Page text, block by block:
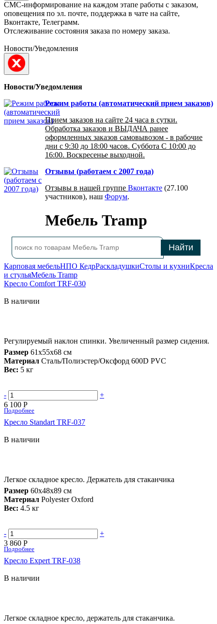
СМС-информирование на каждом этапе работы с заказом,
оповещения по эл. почте, поддержка в чате на сайте,
Вконтакте, Телеграмм.
Отслеживание состояния заказа по номеру заказа.
Новости/Уведомления
Новости/Уведомления
Режим работы (автоматический прием заказов)
Прием заказов на сайте 24 часа в сутки.
Обработка заказов и ВЫДАЧА ранее
оформленных заказов самовывозом - в рабочие
дни с 9:30 до 18:00 часов. Суббота С 10:00 до
16:00. Воскресенье выходной.
Отзывы (работаем с 2007 года)
Отзывы в нашей группе Вконтакте (27.100
участников), наш Форум.
Мебель Tramp
Карповая мебельНПО КедрРаскладушкиСтолы и кухниКресла
и стульяМебель Tramp
Кресло Comfort TRF-030
В наличии
Регулируемый наклон спинки. Увеличенный размер сидения.
Размер 61х55х68 см
Материал Сталь/Полиэстер/Оксфорд 600D PVC
Вес: 5 кг
-
+
6 100 Р
Подробнее
Кресло Standart TRF-037
В наличии
Легкое складное кресло. Держатель для стаканчика
Размер 60х48х89 см
Материал Polyester Oxford
Вес: 4.5 кг
-
+
3 860 Р
Подробнее
Кресло Expert TRF-038
В наличии
Легкое складное кресло, держатель для стаканчика.